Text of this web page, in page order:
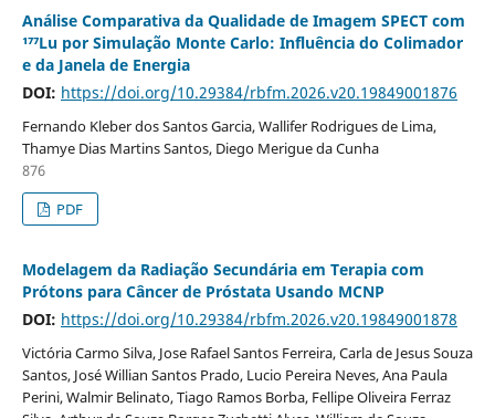
Análise Comparativa da Qualidade de Imagem SPECT com
¹⁷⁷Lu por Simulação Monte Carlo: Influência do Colimador
e da Janela de Energia
DOI: https://doi.org/10.29384/rbfm.2026.v20.19849001876
Fernando Kleber dos Santos Garcia, Wallifer Rodrigues de Lima,
Thamye Dias Martins Santos, Diego Merigue da Cunha
876
PDF
Modelagem da Radiação Secundária em Terapia com
Prótons para Câncer de Próstata Usando MCNP
DOI: https://doi.org/10.29384/rbfm.2026.v20.19849001878
Victória Carmo Silva, Jose Rafael Santos Ferreira, Carla de Jesus Souza
Santos, José Willian Santos Prado, Lucio Pereira Neves, Ana Paula
Perini, Walmir Belinato, Tiago Ramos Borba, Fellipe Oliveira Ferraz